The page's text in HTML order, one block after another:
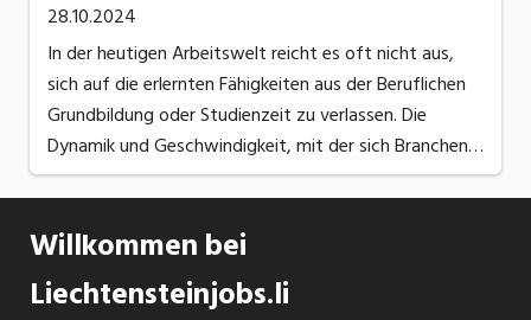
28.10.2024
In der heutigen Arbeitswelt reicht es oft nicht aus,
sich auf die erlernten Fähigkeiten aus der Beruflichen
Grundbildung oder Studienzeit zu verlassen. Die
Dynamik und Geschwindigkeit, mit der sich Branchen,
Technologien und Arbeitsabläufe verändern, ist
enorm. Es wird einerseits von ...
Willkommen bei
Liechtensteinjobs.li